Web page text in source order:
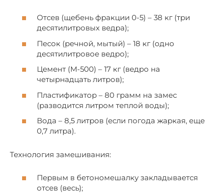
Отсев (щебень фракции 0-5) – 38 кг (три
десятилитровых ведра);
Песок (речной, мытый) – 18 кг (одно
десятилитровое ведро);
Цемент (М-500) – 17 кг (ведро на
четырнадцать литров);
Пластификатор – 80 грамм на замес
(разводится литром теплой воды);
Вода – 8,5 литров (если погода жаркая, еще
0,7 литра).
Технология замешивания:
Первым в бетономешалку закладывается
отсев (весь);